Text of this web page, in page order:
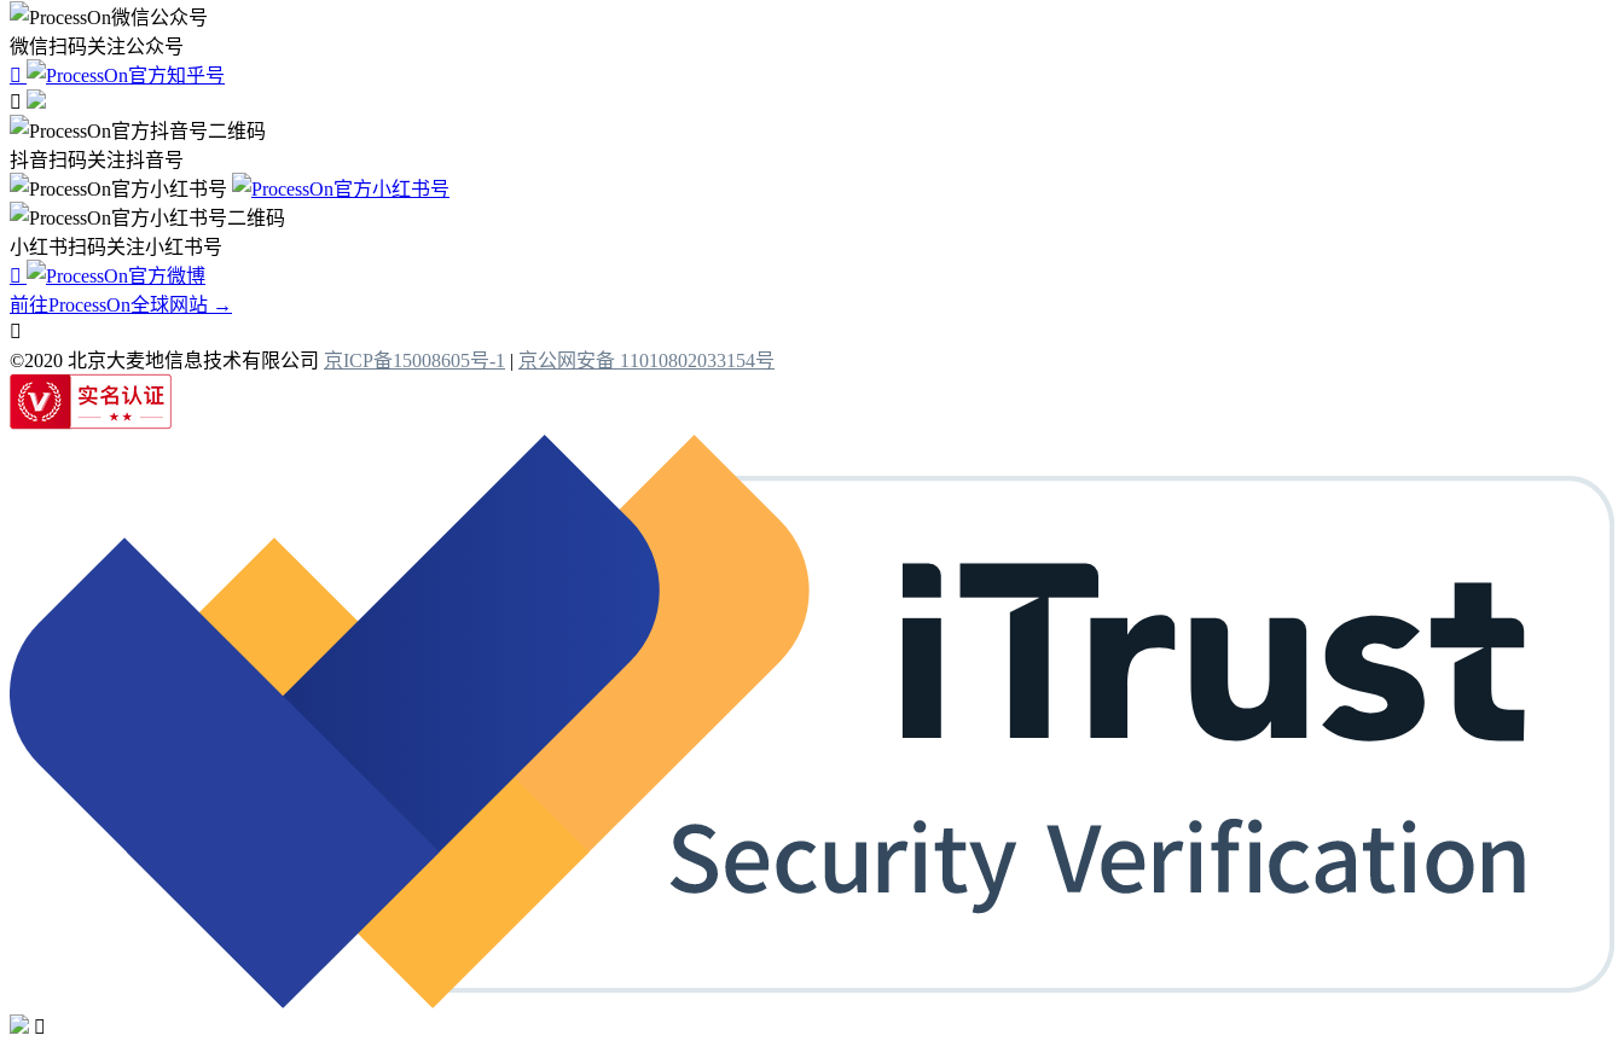
微信扫码关注公众号


抖音扫码关注抖音号
小红书扫码关注小红书号

前往ProcessOn全球网站 →

©2020 北京大麦地信息技术有限公司 京ICP备15008605号-1 | 京公网安备 11010802033154号
